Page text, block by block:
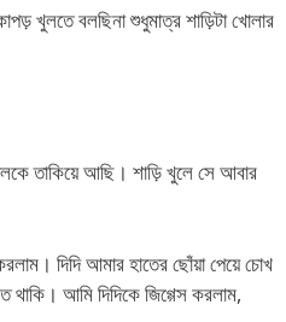
খুলতে বলছিনা শুধুমাত্র শাড়িটা খোলার
তাকিয়ে আছি। শাড়ি খুলে সে আবার
দিদি আমার হাতের ছোঁয়া পেয়ে চোখ
আমি দিদিকে জিগ্গেস করলাম,